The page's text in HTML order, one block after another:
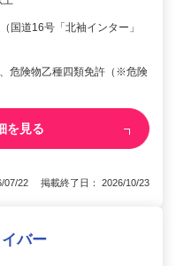
国道16号「北袖インター」
危険物乙種四類免許（※危険
を見る
07/22 掲載終了日： 2026/10/23
バー